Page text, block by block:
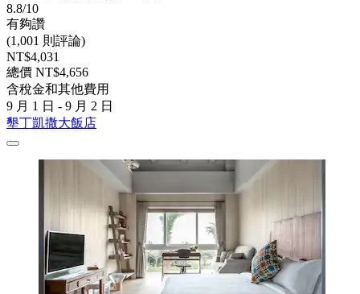
8.8/10
有夠讚
(1,001 則評論)
NT$4,031
總價 NT$4,656
含稅金和其他費用
9 月 1 日 - 9 月 2 日
墾丁凱撒大飯店